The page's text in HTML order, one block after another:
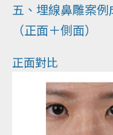
五、埋線鼻雕案
（正面＋側面）
正面對比